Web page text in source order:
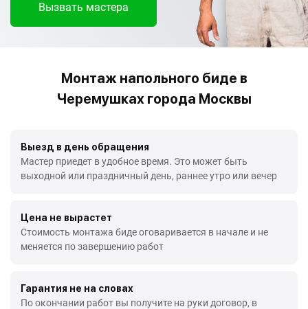
Вызвать мастера
Монтаж напольного биде в
Черемушках города Москвы
Выезд в день обращения
Мастер приедет в удобное время. Это может быть
выходной или праздничный день, раннее утро или вечер
Цена не вырастет
Стоимость монтажа биде оговаривается в начале и не
меняется по завершению работ
Гарантия не на словах
По окончании работ вы получите на руки договор, в